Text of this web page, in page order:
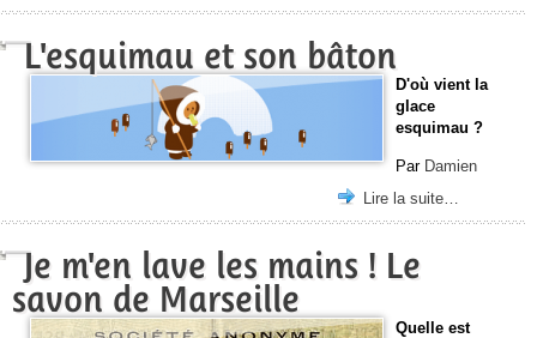
L'esquimau et son bâton
D'où vient la
glace
esquimau ?
Par Damien
Lire la suite…
Je m'en lave les mains ! Le
savon de Marseille
Quelle est